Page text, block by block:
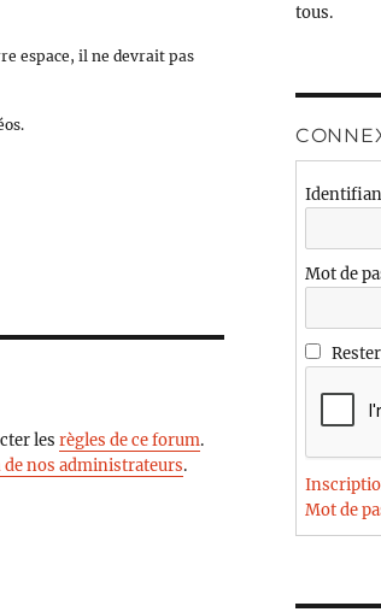
espace, il ne devrait pas
lesrègles de ce forum.
nos administrateurs.
tous.
Mot de
Mot de